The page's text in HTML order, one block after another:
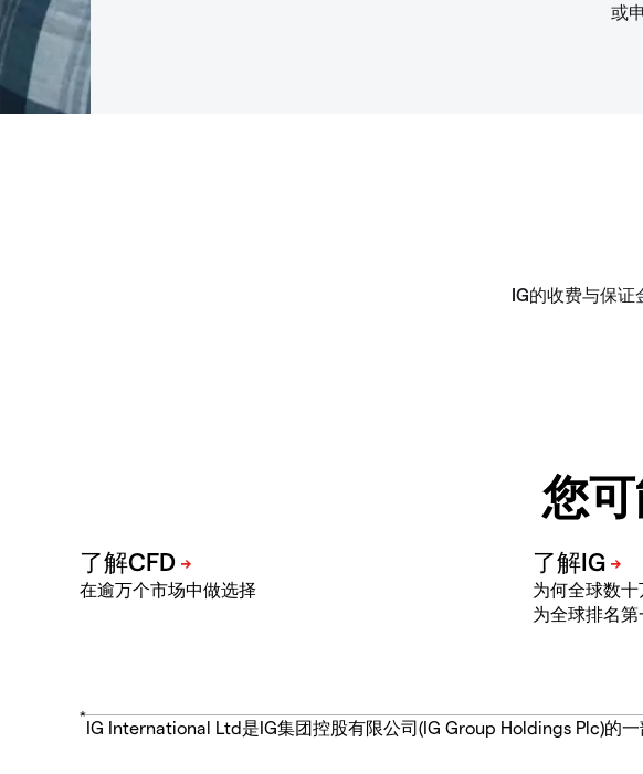
您
在逾万个市场中做选择
为何全球数
为全球排名
*
IG International Ltd是IG集团控股有限公司(IG Group Holdings Plc)的